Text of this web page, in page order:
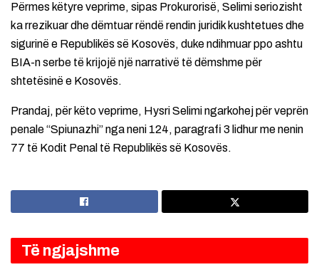
Përmes këtyre veprime, sipas Prokurorisë, Selimi seriozisht
ka rrezikuar dhe dëmtuar rëndë rendin juridik kushtetues dhe
sigurinë e Republikës së Kosovës, duke ndihmuar ppo ashtu
BIA-n serbe të krijojë një narrativë të dëmshme për
shtetësinë e Kosovës.
Prandaj, për këto veprime, Hysri Selimi ngarkohej për veprën
penale “Spiunazhi” nga neni 124, paragrafi 3 lidhur me nenin
77 të Kodit Penal të Republikës së Kosovës.
Të ngjajshme